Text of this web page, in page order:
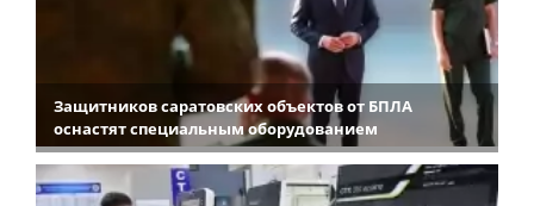
Защитников саратовских объектов от БПЛА
оснастят специальным оборудованием